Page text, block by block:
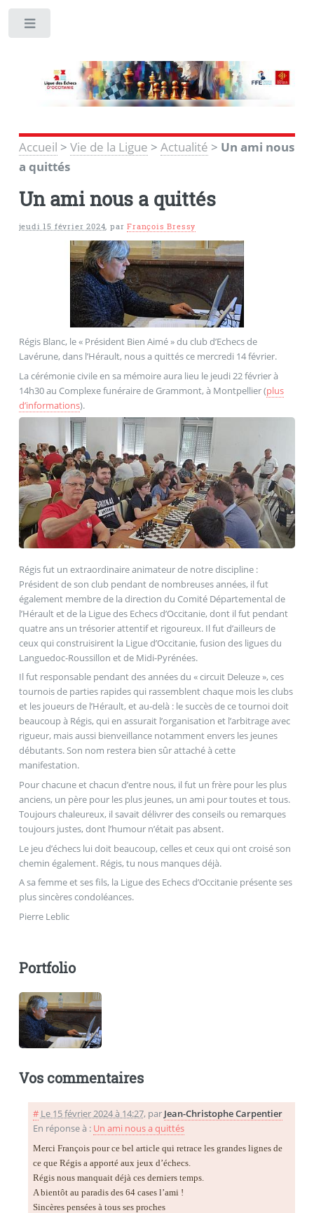
Accueil > Vie de la Ligue > Actualité > Un ami nous
a quittés
Un ami nous a quittés
jeudi 15 février 2024,parFrançois Bressy
Régis Blanc, le « Président Bien Aimé » du club d’Echecs de
Lavérune, dans l’Hérault, nous a quittés ce mercredi 14 février.
La cérémonie civile en sa mémoire aura lieu le jeudi 22 février à
14h30 au Complexe funéraire de Grammont, à Montpellier (plus
d’informations).
Régis fut un extraordinaire animateur de notre discipline :
Président de son club pendant de nombreuses années, il fut
également membre de la direction du Comité Départemental de
l’Hérault et de la Ligue des Echecs d’Occitanie, dont il fut pendant
quatre ans un trésorier attentif et rigoureux. Il fut d’ailleurs de
ceux qui construisirent la Ligue d’Occitanie, fusion des ligues du
Languedoc-Roussillon et de Midi-Pyrénées.
Il fut responsable pendant des années du « circuit Deleuze », ces
tournois de parties rapides qui rassemblent chaque mois les clubs
et les joueurs de l’Hérault, et au-delà : le succès de ce tournoi doit
beaucoup à Régis, qui en assurait l’organisation et l’arbitrage avec
rigueur, mais aussi bienveillance notamment envers les jeunes
débutants. Son nom restera bien sûr attaché à cette
manifestation.
Pour chacune et chacun d’entre nous, il fut un frère pour les plus
anciens, un père pour les plus jeunes, un ami pour toutes et tous.
Toujours chaleureux, il savait délivrer des conseils ou remarques
toujours justes, dont l’humour n’était pas absent.
Le jeu d’échecs lui doit beaucoup, celles et ceux qui ont croisé son
chemin également. Régis, tu nous manques déjà.
A sa femme et ses fils, la Ligue des Echecs d’Occitanie présente ses
plus sincères condoléances.
Pierre Leblic
Portfolio
Vos commentaires
# Le 15 février 2024 à 14:27, par Jean-Christophe Carpentier
En réponse à : Un ami nous a quittés
Merci François pour ce bel article qui retrace les grandes lignes de
ce que Régis a apporté aux jeux d’échecs.
Régis nous manquait déjà ces derniers temps.
A bientôt au paradis des 64 cases l’ami !
Sincères pensées à tous ses proches